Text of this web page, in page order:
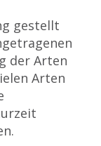
gestellt
der Arten
Arten